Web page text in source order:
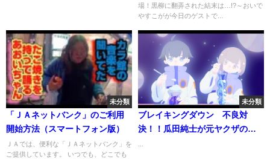
場！黒柳に翻弄された結末は…!?～おいで
やすこがが今日のゲストで...
未分類
「ＪＡネットバンク」のご利用
開始方法（スマートフォン版）
ＪＡでは、便利な「ＪＡネットバンク」を
ご提供しています。 いつでも、どこでも
未分類
ブレイキングダウン 不良対
決！！瓜田純士が元ヤクザの先